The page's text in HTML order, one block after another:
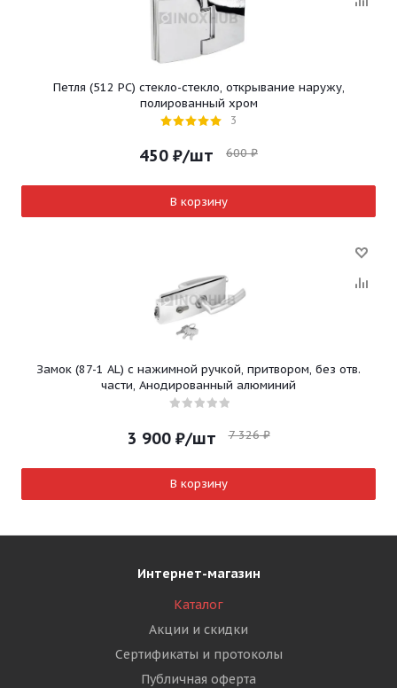
Петля (512 PC) стекло-стекло, открывание наружу,
полированный хром
3
450 ₽/шт 600₽
В корзину
Замок (87-1 AL) с нажимной ручкой, притвором, без отв.
части, Анодированный алюминий
3 900₽/шт 7 326₽
В корзину
Интернет-магазин
Каталог
Акции и скидки
Сертификаты и протоколы
Публичная оферта